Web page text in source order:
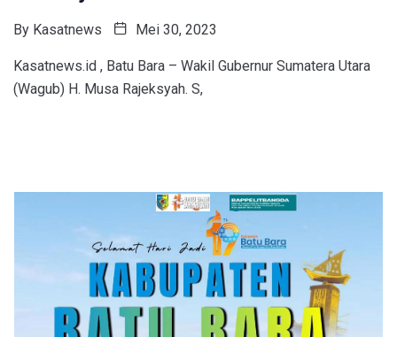
By Kasatnews Mei 30, 2023
Kasatnews.id , Batu Bara – Wakil Gubernur Sumatera Utara
(Wagub) H. Musa Rajeksyah. S,